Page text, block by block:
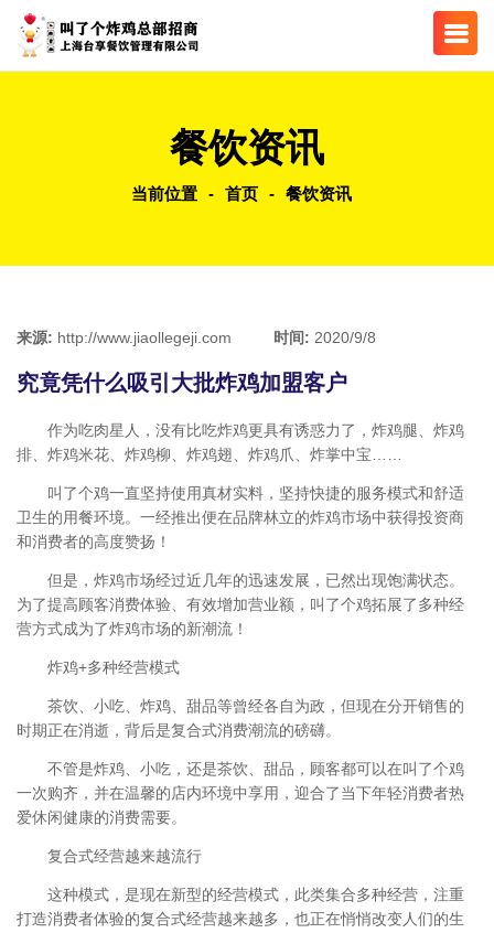
餐饮资讯
当前位置 - 首页 - 餐饮资讯
来源: http://www.jiaollegeji.com 时间: 2020/9/8
究竟凭什么吸引大批炸鸡加盟客户
作为吃肉星人，没有比吃炸鸡更具有诱惑力了，炸鸡腿、炸鸡
排、炸鸡米花、炸鸡柳、炸鸡翅、炸鸡爪、炸掌中宝……
叫了个鸡一直坚持使用真材实料，坚持快捷的服务模式和舒适
卫生的用餐环境。一经推出便在品牌林立的炸鸡市场中获得投资商
和消费者的高度赞扬！
但是，炸鸡市场经过近几年的迅速发展，已然出现饱满状态。
为了提高顾客消费体验、有效增加营业额，叫了个鸡拓展了多种经
营方式成为了炸鸡市场的新潮流！
炸鸡+多种经营模式
茶饮、小吃、炸鸡、甜品等曾经各自为政，但现在分开销售的
时期正在消逝，背后是复合式消费潮流的磅礴。
不管是炸鸡、小吃，还是茶饮、甜品，顾客都可以在叫了个鸡
一次购齐，并在温馨的店内环境中享用，迎合了当下年轻消费者热
爱休闲健康的消费需要。
复合式经营越来越流行
这种模式，是现在新型的经营模式，此类集合多种经营，注重
打造消费者体验的复合式经营越来越多，也正在悄悄改变人们的生